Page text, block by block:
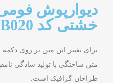
دیوارپوش
خشتی کد CB020
برای تغییر این متن بر روی
متن ساختگی با تولید سادگی
طراحان گرافیک است.